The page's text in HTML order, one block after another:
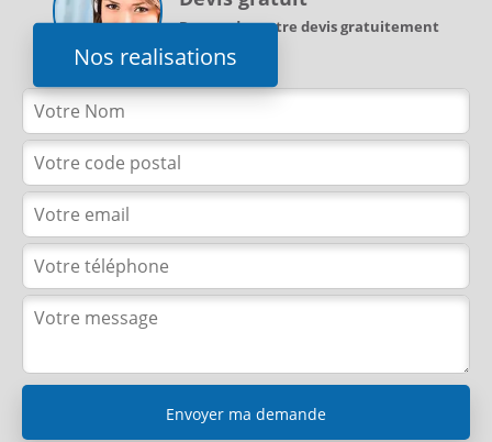
Nos realisations
Demandez votre devis gratuitement